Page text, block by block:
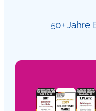
50+ Jahre